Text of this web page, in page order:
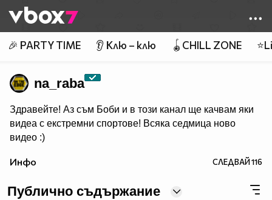
👾
🎉 PARTY TIME 👂 Клю – клю 🪀CHILL ZONE
na_raba
Здравейте! Аз съм Боби и в този канал ще качвам яки
видеа с екстремни спортове! Всяка седмица ново
видео :)
Инфо СЛЕДВАЙ116
Публично съдържание